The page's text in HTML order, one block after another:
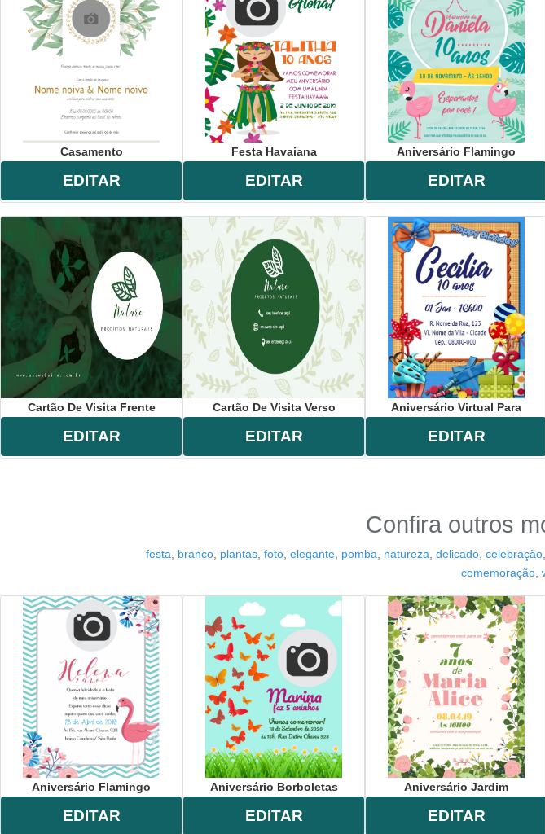
Casamento
EDITAR
Festa Havaiana
EDITAR
Aniversário Flamingo
EDITAR
Cartão De Visita Frente
EDITAR
Cartão De Visita Verso
EDITAR
Aniversário Virtual Para
EDITAR
Confira outros
festa branco, plantas, foto, elegante, pomba natureza delicado, celebração,
comemoração,
Aniversário Flamingo
EDITAR
Aniversário Borboletas
EDITAR
Aniversário Jardim
EDITAR